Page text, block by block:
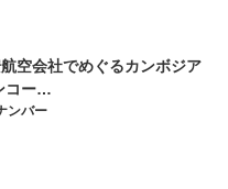
空会社でめぐるカンボジア
コー…
ンバー